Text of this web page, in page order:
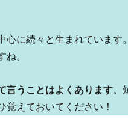
心に続々と生まれています
ね。
言うことはよくあります。
覚えておいてください！